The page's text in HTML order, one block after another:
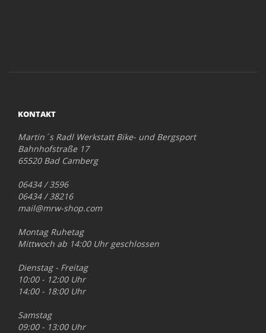
KONTAKT
Martin´s Radl Werkstatt Bike- und Bergsport
Bahnhofstraße 17
65520 Bad Camberg
06434 / 3596
06434 / 38216
mail@mrw-shop.com
Montag Ruhetag
Mittwoch ab 14:00 Uhr geschlossen
Dienstag - Freitag
10:00 - 12:00 Uhr
14:00 - 18:00 Uhr
Samstag
09:00 - 13:00 Uhr